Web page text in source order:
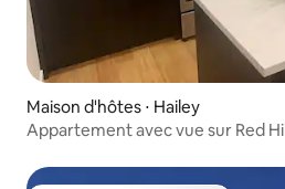
Maison d'hôtes ⋅ Hailey
Appartement avec vue sur Red Hill